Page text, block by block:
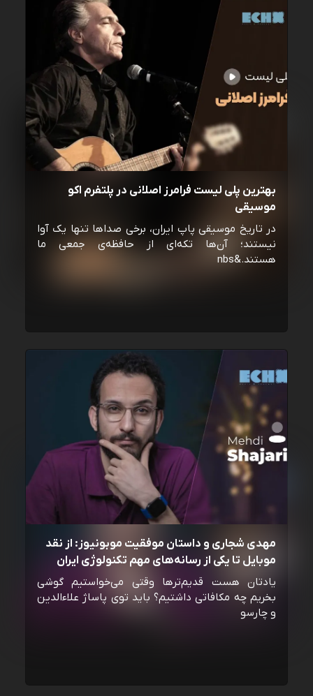
بهترین پلی لیست فرامرز اصلانی در پلتفرم اکو
موسیقی
در تاریخ موسیقی پاپ ایران، برخی صداها تنها یک آوا
نیستند؛ آن‌ها تکه‌ای از حافظه‌ی جمعی ما
هستند.&nbs
مهدی شجاری و داستان موفقیت موبونیوز: از نقد
موبایل تا یکی از رسانه‌‌های مهم تکنولوژی ایران
یادتان هست قدیم‌ترها وقتی می‌خواستیم گوشی
بخریم چه مکافاتی داشتیم؟ باید توی پاساژ علاءالدین
و چارسو